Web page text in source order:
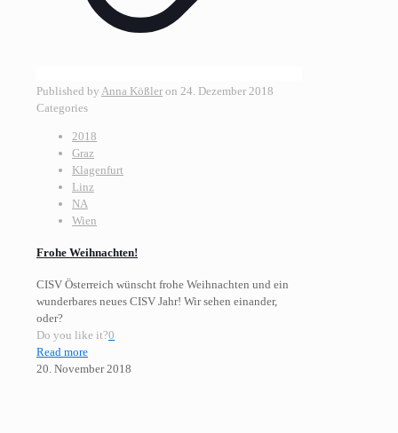
Published by Anna Kößler on 24. Dezember 2018
Categories
2018
Graz
Klagenfurt
Linz
NA
Wien
Frohe Weihnachten!
CISV Österreich wünscht frohe Weihnachten und ein
wunderbares neues CISV Jahr! Wir sehen einander,
oder?
Do you like it?0
Read more
20. November 2018